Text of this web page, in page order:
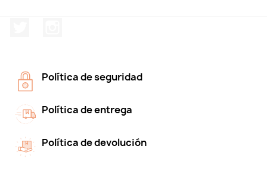
Política de seguridad
Política de entrega
Política de devolución